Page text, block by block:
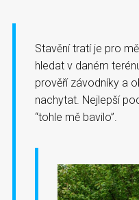
Stavění tratí je pro
hledat v daném
prověří závodníky a
nachytat. Nejlepší
“tohle mě bavilo”.